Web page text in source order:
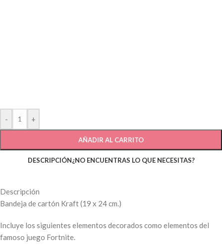
- +
AÑADIR AL CARRITO
DESCRIPCIÓN¿NO ENCUENTRAS LO QUE NECESITAS?
Descripción
Bandeja de cartón Kraft (19 x 24 cm.)
Incluye los siguientes elementos decorados como elementos del
famoso juego Fortnite.